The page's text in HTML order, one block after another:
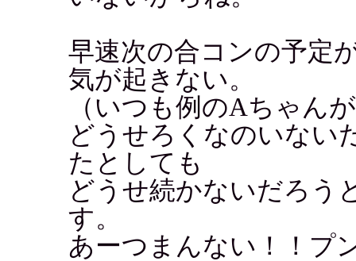
早速次の合コンの予定
気が起きない。
（いつも例のAちゃん
どうせろくなのいない
たとしても
どうせ続かないだろう
す。
あーつまんない！！プ